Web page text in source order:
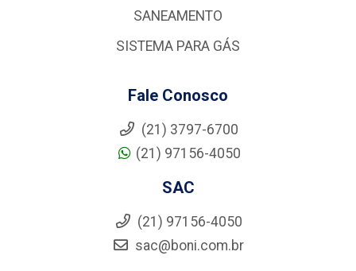
SANEAMENTO
SISTEMA PARA GÁS
Fale Conosco
(21) 3797-6700
(21) 97156-4050
SAC
(21) 97156-4050
sac@boni.com.br